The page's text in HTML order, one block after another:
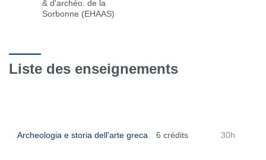
& d'archéo. de la
Sorbonne (EHAAS)
Liste des enseignements
Archeologia e storia dell'arte greca 6 crédits 30h